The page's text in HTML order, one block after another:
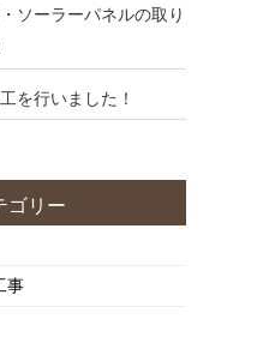
ソーラーパネルの取り
を行いました！
ゴリー
事